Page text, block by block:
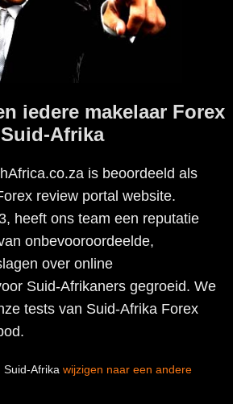
iedere makelaar Forex
Suid-Afrika
is beoordeeld als
review portal website.
heeft ons team een reputatie
onbevooroordeelde,
over online
Suid-Afrikaners gegroeid. We
tests van Suid-Afrika Forex
Suid-Afrika wijzigen naar een andere